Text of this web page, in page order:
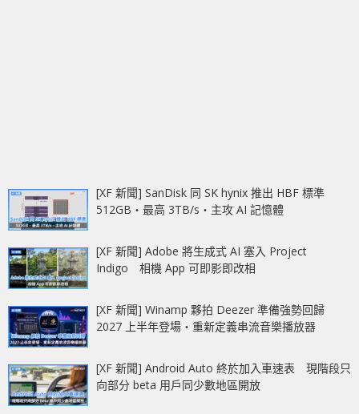
[XF 新聞] SanDisk 同 SK hynix 推出 HBF 標準
512GB‧最高 3TB/s‧主攻 AI 記憶體
[XF 新聞] Adobe 將生成式 AI 塞入 Project
Indigo 相機 App 可即影即改相
[XF 新聞] Winamp 夥拍 Deezer 準備強勢回歸
2027 上半年登場‧重新定義串流音樂播放器
[XF 新聞] Android Auto 終於加入車速表 現階段只
向部分 beta 用戶同少數地區開放